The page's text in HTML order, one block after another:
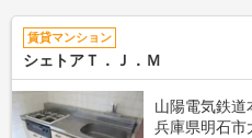
賃貸マンション
シェトアＴ．Ｊ．Ｍ
山陽電気鉄
兵庫県明石市